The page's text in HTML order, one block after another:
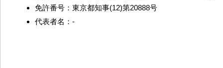
免許番号：東京都知事(12)第20888号
代表者名：-